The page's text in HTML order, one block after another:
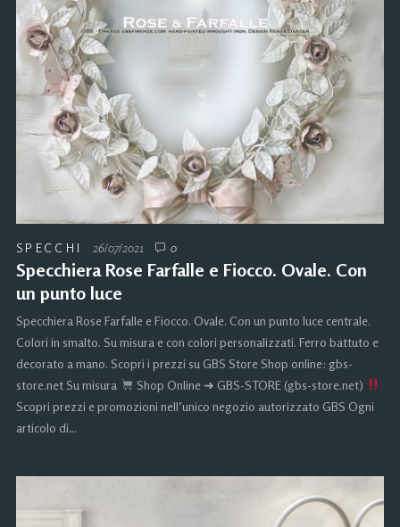
SPECCHI 26/07/2021 0
Specchiera Rose Farfalle e Fiocco. Ovale. Con
un punto luce
Specchiera Rose Farfalle e Fiocco. Ovale. Con un punto luce centrale.
Colori in smalto. Su misura e con colori personalizzati. Ferro battuto e
decorato a mano. Scopri i prezzi su GBS Store Shop online: gbs-
store.net Su misura
Shop Online ➜ GBS-STORE (gbs-store.net)
Scopri prezzi e promozioni nell’unico negozio autorizzato GBS Ogni
articolo di…